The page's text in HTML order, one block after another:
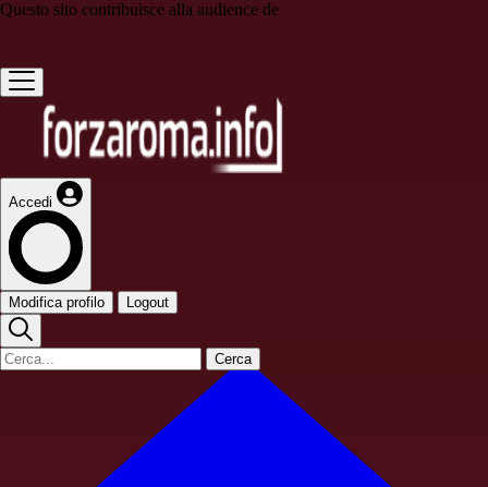
Questo sito contribuisce alla audience de
Accedi
Modifica profilo Logout
Cerca